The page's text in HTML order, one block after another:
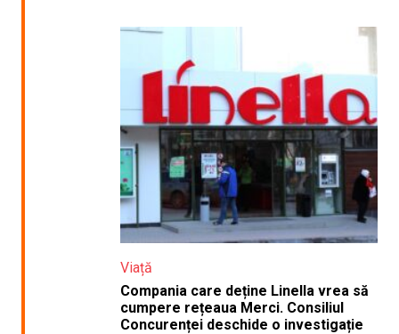
Viață
Compania care deține Linella vrea să
cumpere rețeaua Merci. Consiliul
Concurenței deschide o investigație